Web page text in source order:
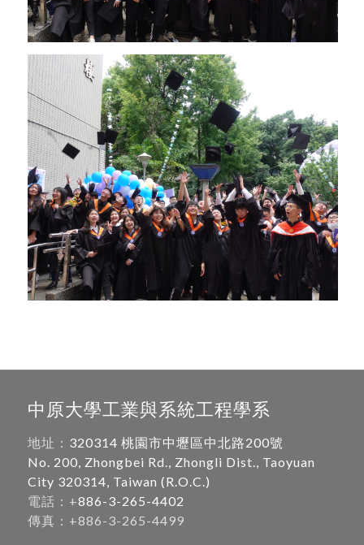
中原大學工業與系統工程學系
地址： 320314 桃園市中壢區中北路200號
No. 200, Zhongbei Rd., Zhongli Dist., Taoyuan
City 320314, Taiwan (R.O.C.)
電話：+886-3-265-4402
傳真：+886-3-265-4499